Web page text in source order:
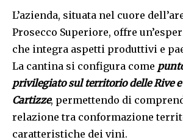
L’azienda, situata nel cuore
Prosecco Superiore, offre
che integra aspetti produttivi e
La cantina si configura come
privilegiato sul territorio delle Rive
Cartizze, permettendo di
relazione tra conformazione
caratteristiche dei vini.